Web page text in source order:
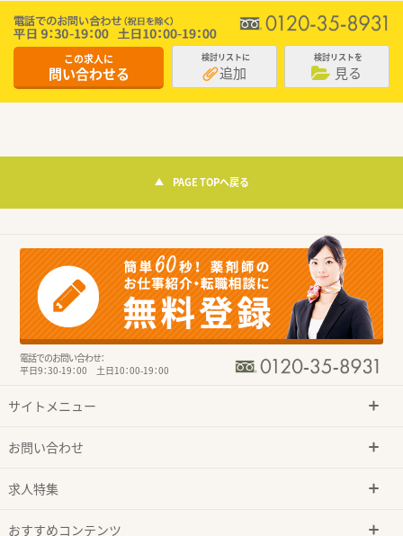
この求人に
問い合わせる
検討リストに
追加
検討リストを
見る
PAGE TOPへ戻る
電話でのお問い合わせ：
平日9：30-19：00 土日10：00-19：00
サイトメニュー
お問い合わせ
求人特集
おすすめコンテンツ